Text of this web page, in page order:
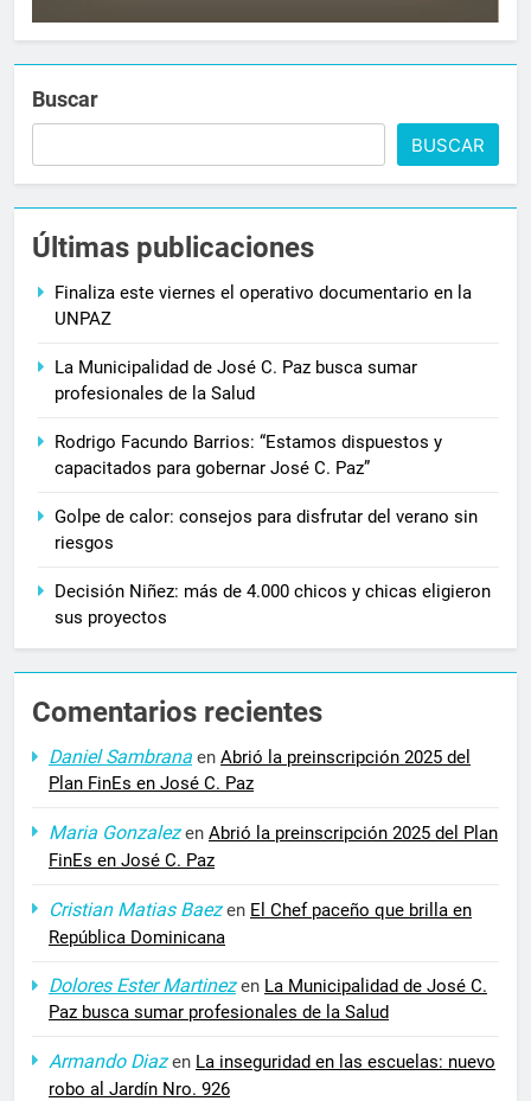
Buscar
BUSCAR
Últimas publicaciones
Finaliza este viernes el operativo documentario en la
UNPAZ
La Municipalidad de José C. Paz busca sumar
profesionales de la Salud
Rodrigo Facundo Barrios: “Estamos dispuestos y
capacitados para gobernar José C. Paz”
Golpe de calor: consejos para disfrutar del verano sin
riesgos
Decisión Niñez: más de 4.000 chicos y chicas eligieron
sus proyectos
Comentarios recientes
Daniel Sambrana en Abrió la preinscripción 2025 del
Plan FinEs en José C. Paz
Maria Gonzalezen Abrió la preinscripción 2025 del Plan
FinEs en José C. Paz
Cristian Matias Baezen El Chef paceño que brilla en
República Dominicana
Dolores Ester Martinezen La Municipalidad de José C.
Paz busca sumar profesionales de la Salud
Armando Diazen La inseguridad en las escuelas: nuevo
robo al Jardín Nro. 926